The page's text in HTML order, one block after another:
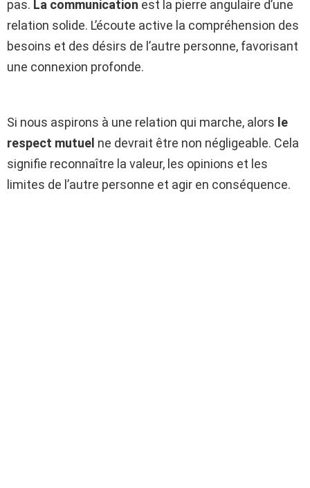
pas. La communication est la pierre angulaire d’une
relation solide. L’écoute active la compréhension des
besoins et des désirs de l’autre personne, favorisant
une connexion profonde.
Si nous aspirons à une relation qui marche, alors le
respect mutuel ne devrait être non négligeable. Cela
signifie reconnaître la valeur, les opinions et les
limites de l’autre personne et agir en conséquence.